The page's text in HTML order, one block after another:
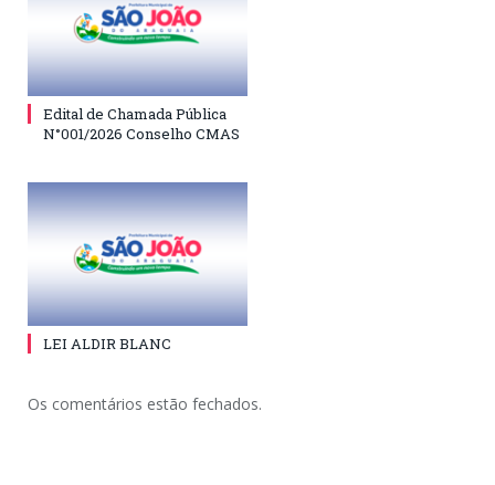
Edital de Chamada Pública
N°001/2026 Conselho CMAS
LEI ALDIR BLANC
Os comentários estão fechados.